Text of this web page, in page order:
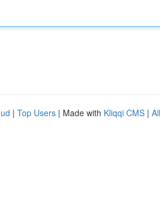
| Top Users | Made with Kliqqi CMS |